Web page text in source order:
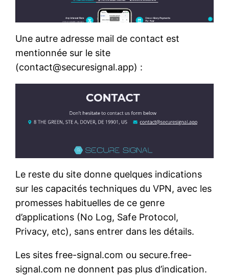
Une autre adresse mail de contact est
mentionnée sur le site
(contact@securesignal.app) :
Le reste du site donne quelques indications
sur les capacités techniques du VPN, avec les
promesses habituelles de ce genre
d’applications (No Log, Safe Protocol,
Privacy, etc), sans entrer dans les détails.
Les sites free-signal.com ou secure.free-
signal.com ne donnent pas plus d’indication.